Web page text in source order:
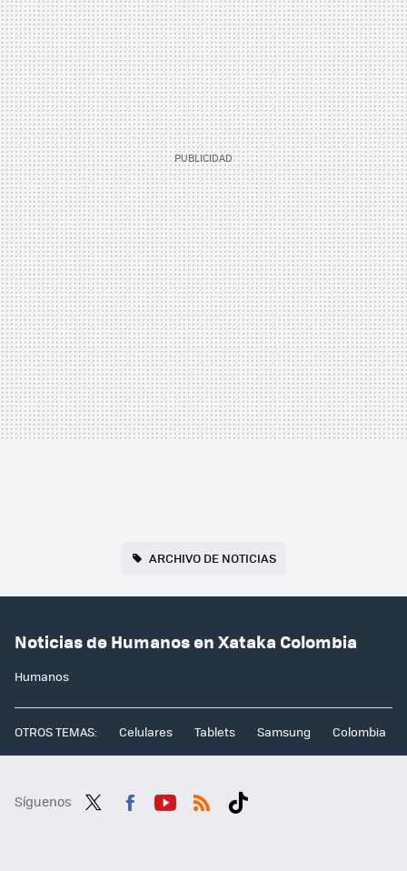
ARCHIVO DE NOTICIAS
Noticias de Humanos en Xataka Colombia
Humanos
OTROS TEMAS: Celulares Tablets Samsung Colombia
Síguenos